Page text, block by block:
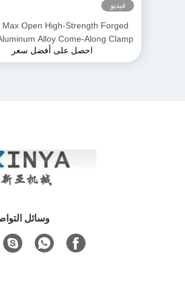
فيديو
مقاوم للتآكل لموصلي AAAC
احصل على أفضل سعر
وسائل